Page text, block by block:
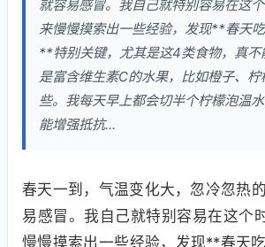
就容易感冒。我自己就特别容易在这
来慢慢摸索出一些经验，发现**春天
**特别关键，尤其是这4类食物，真不
是富含维生素C的水果，比如橙子、
些。我每天早上都会切半个柠檬泡温
能增强抵抗...
春天一到，气温变化大，忽冷忽热
易感冒。我自己就特别容易在这个
慢慢摸索出一些经验，发现**春天